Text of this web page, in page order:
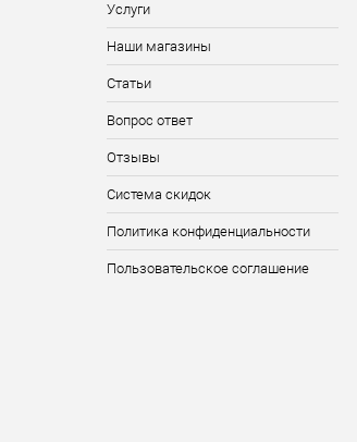
Услуги
Наши магазины
Статьи
Вопрос ответ
Отзывы
Система скидок
Политика конфиденциальности
Пользовательское соглашение